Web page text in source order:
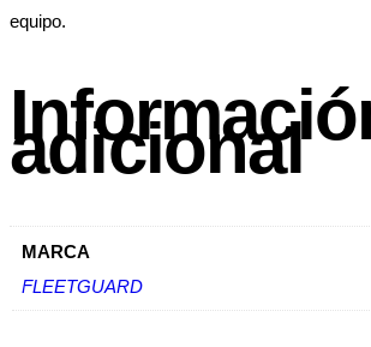
equipo.
adicional
MARCA
FLEETGUARD